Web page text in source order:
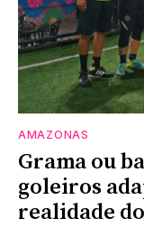
AMAZONAS
Grama ou
goleiros
realidade